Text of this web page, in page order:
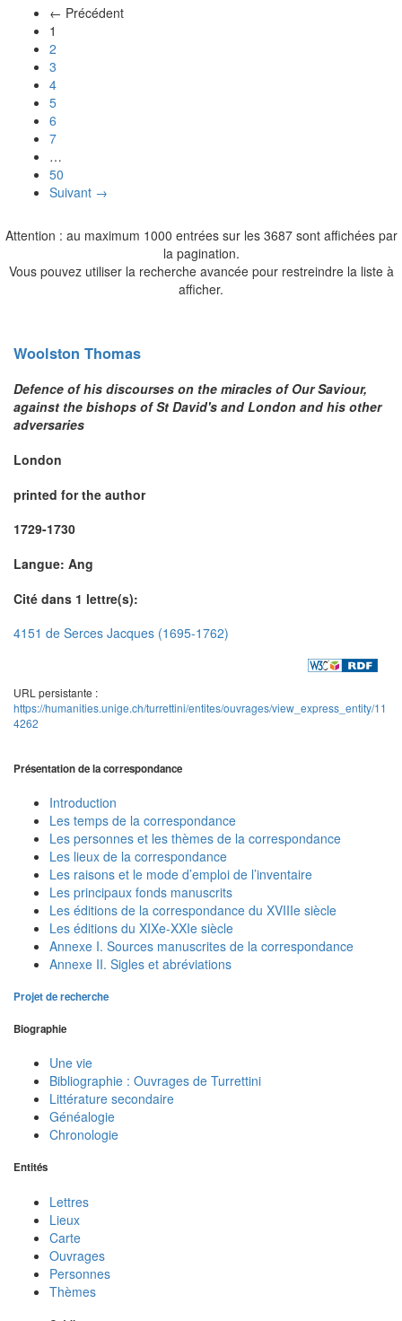
← Précédent
1
2
3
4
5
6
7
…
50
Suivant →
Attention : au maximum 1000 entrées sur les 3687 sont affichées par
la pagination.
Vous pouvez utiliser la recherche avancée pour restreindre la liste à
afficher.
Woolston Thomas
Defence of his discourses on the miracles of Our Saviour,
against the bishops of St David's and London and his other
adversaries
London
printed for the author
1729-1730
Langue: Ang
Cité dans 1 lettre(s):
4151 de Serces Jacques (1695-1762)
URL persistante :
https://humanities.unige.ch/turrettini/entites/ouvrages/view_express_entity/11
4262
Présentation de la correspondance
Introduction
Les temps de la correspondance
Les personnes et les thèmes de la correspondance
Les lieux de la correspondance
Les raisons et le mode d’emploi de l’inventaire
Les principaux fonds manuscrits
Les éditions de la correspondance du XVIIIe siècle
Les éditions du XIXe-XXIe siècle
Annexe I. Sources manuscrites de la correspondance
Annexe II. Sigles et abréviations
Projet de recherche
Biographie
Une vie
Bibliographie : Ouvrages de Turrettini
Littérature secondaire
Généalogie
Chronologie
Entités
Lettres
Lieux
Carte
Ouvrages
Personnes
Thèmes